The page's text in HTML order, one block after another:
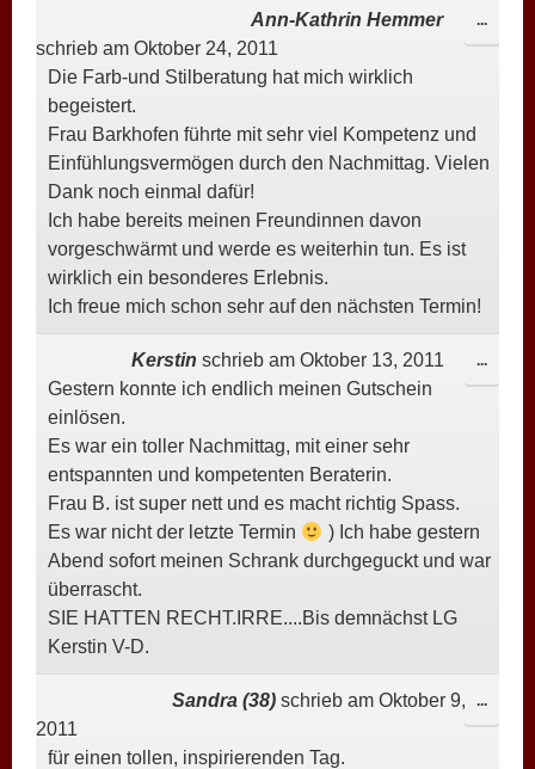
Ann-Kathrin Hemmer
schrieb am Oktober 24, 2011
Die Farb-und Stilberatung hat mich wirklich
begeistert.
Frau Barkhofen führte mit sehr viel Kompetenz und
Einfühlungsvermögen durch den Nachmittag. Vielen
Dank noch einmal dafür!
Ich habe bereits meinen Freundinnen davon
vorgeschwärmt und werde es weiterhin tun. Es ist
wirklich ein besonderes Erlebnis.
Ich freue mich schon sehr auf den nächsten Termin!
...DIESE
Kerstin schrieb am Oktober 13, 2011
Gestern konnte ich endlich meinen Gutschein
einlösen.
Es war ein toller Nachmittag, mit einer sehr
entspannten und kompetenten Beraterin.
Frau B. ist super nett und es macht richtig Spass.
Es war nicht der letzte Termin
) Ich habe gestern
Abend sofort meinen Schrank durchgeguckt und war
überrascht.
SIE HATTEN RECHT.IRRE....Bis demnächst LG
Kerstin V-D.
...DIESE
Sandra (38) schrieb am Oktober 9,
2011
für einen tollen, inspirierenden Tag.
...DIESE